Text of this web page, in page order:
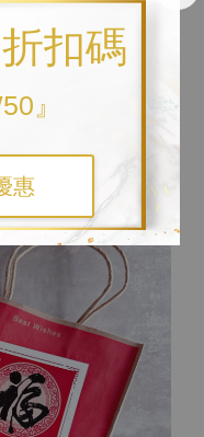
扣碼
』
惠